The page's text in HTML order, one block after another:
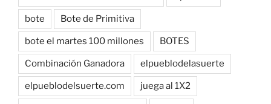
bote Bote de Primitiva
bote el martes 100 millones BOTES
Combinación Ganadora elpueblodelasuerte
elpueblodelsuerte.com juega al 1X2